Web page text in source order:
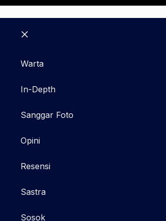
Warta
In-Depth
Sanggar Foto
Opini
Resensi
Sastra
Sosok